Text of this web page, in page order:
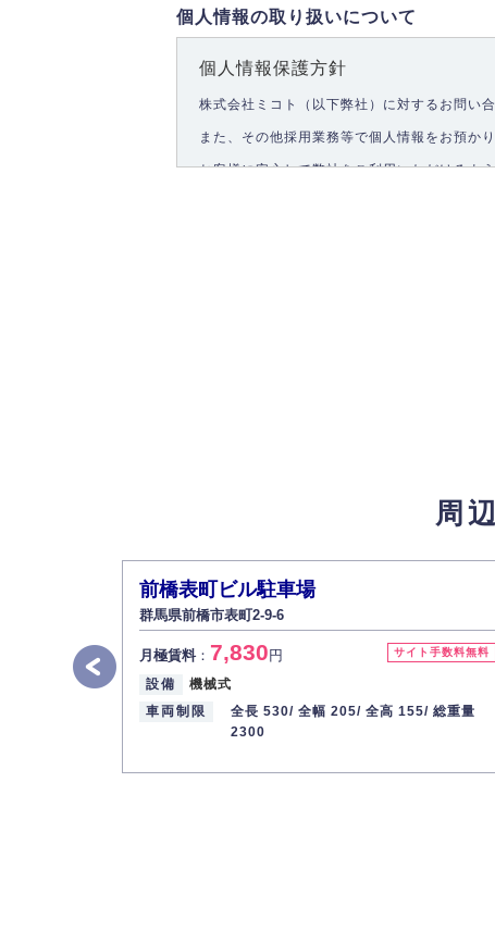
個人情報の取り扱いについて
個人情報保護方針
株式会社ミコト（以下弊社）に対するお問い
また、その他採用業務等で個人情報をお預か
お客様に安心して弊社をご利用いただけるよ
弊社は、お客様に対して偽りや不正な方法を
法的義務など正当な理由に基づく要請があっ
お客様ご本人から自己の個人情報開示の請求
また、個人情報の内容に誤りがあり、ご本人
6.個人情報管理の社内教育
弊社社員全員が、個人情報の取り扱いについ
株式会社ミコト
代表取締役社長 野口 幸男
周
前橋表町ビル駐車場
群馬県前橋市表町2-9-6
サイト手数料無料
月極賃料： 7,830円
設備
機械式
車両制限
全長 530/ 全幅 205/ 全高 155/ 総重量
2300